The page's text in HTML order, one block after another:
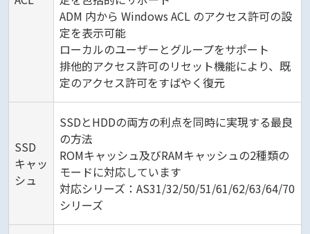
ADM 内から Windows ACL のアクセス許可の設
定を表示可能
ローカルのユーザーとグループをサポート
排他的アクセス許可のリセット機能により、既
定のアクセス許可をすばやく復元
SSD
キャッ
シュ
SSDとHDDの両方の利点を同時に実現する最良
の方法
ROMキャッシュ及びRAMキャッシュの2種類の
モードに対応しています
対応シリーズ：AS31/32/50/51/61/62/63/64/70
シリーズ